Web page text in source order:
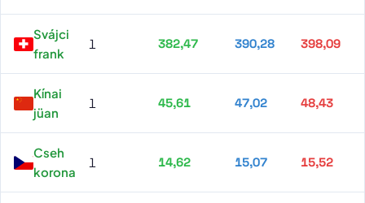
Svájci
frank
1 382,47 390,28 398,09
Kínai
jüan
1 45,61 47,02 48,43
Cseh
korona
1 14,62 15,07 15,52